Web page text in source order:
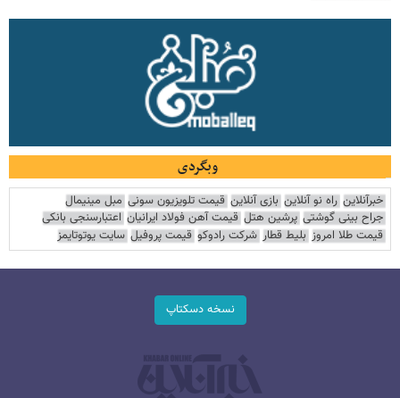
وبگردی
خبرآنلاین راه نو آنلاین بازی آنلاین قیمت تلویزیون سونی مبل مینیمال
جراح بینی گوشتی پرشین هتل قیمت آهن فولاد ایرانیان اعتبارسنجی بانکی
قیمت طلا امروز بلیط قطار شرکت رادوکو قیمت پروفیل سایت یوتوتایمز
نسخه دسکتاپ